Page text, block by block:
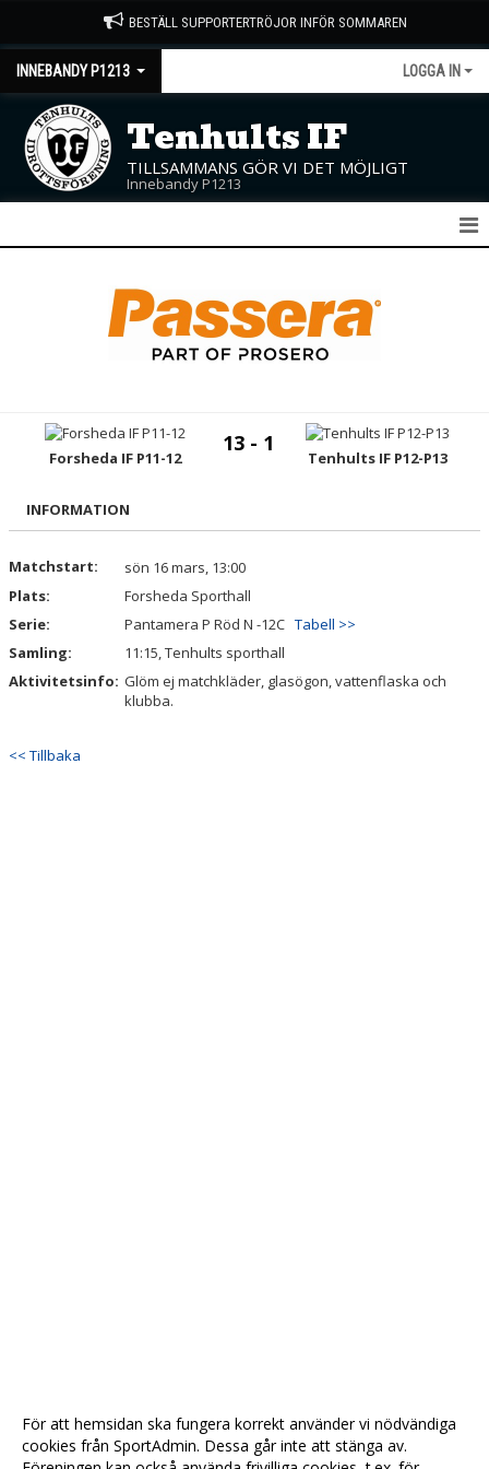
BESTÄLL SUPPORTERTRÖJOR INFÖR SOMMAREN
INNEBANDY P1213 LOGGA IN
Tenhults IF
TILLSAMMANS GÖR VI DET MÖJLIGT
Innebandy P1213
TRUPPEN
BILDGALLERI
KONTAKT
Forsheda IF P11-12
13 - 1
Tenhults IF P12-P13
INFORMATION
Matchstart:
sön 16 mars, 13:00
Plats:
Forsheda Sporthall
Serie:
Pantamera P Röd N -12C Tabell >>
Samling:
11:15, Tenhults sporthall
Aktivitetsinfo: Glöm ej matchkläder, glasögon, vattenflaska och
klubba.
<< Tillbaka
För att hemsidan ska fungera korrekt använder vi nödvändiga
cookies från SportAdmin. Dessa går inte att stänga av.